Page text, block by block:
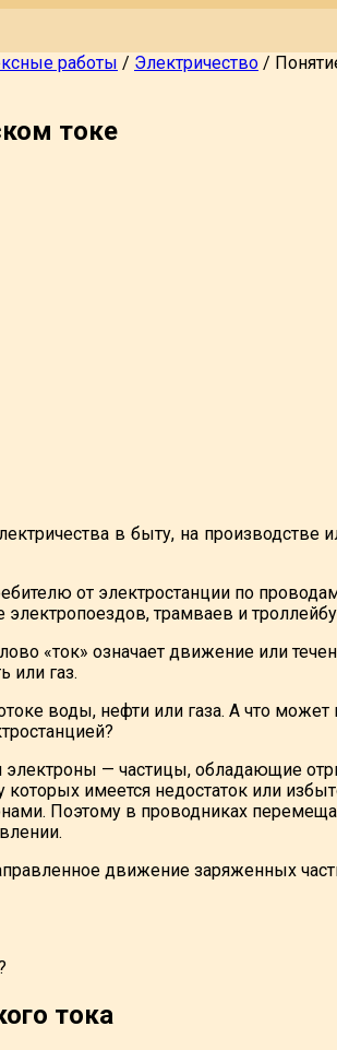
работы / Электричество /
токе
в быту, на производстве
от электростанции по
трамваев и
«ток» означает движение или
или газ.
воды, нефти или газа. А что
— частицы, обладающие
которых имеется недостаток или
Поэтому в проводниках
движение заряженных
тока